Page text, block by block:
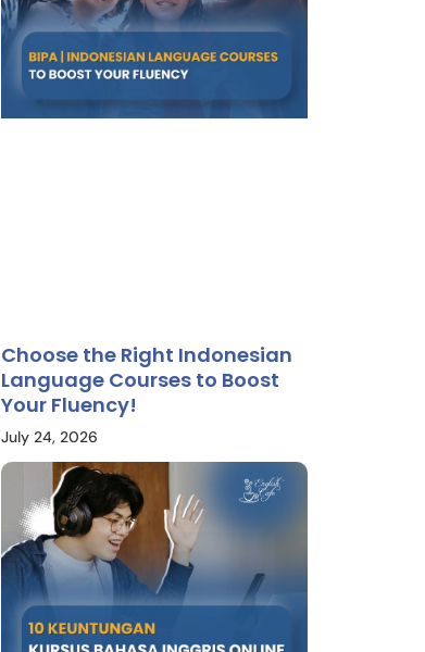
Choose the Right Indonesian
Language Courses to Boost
Your Fluency!
July 24, 2026